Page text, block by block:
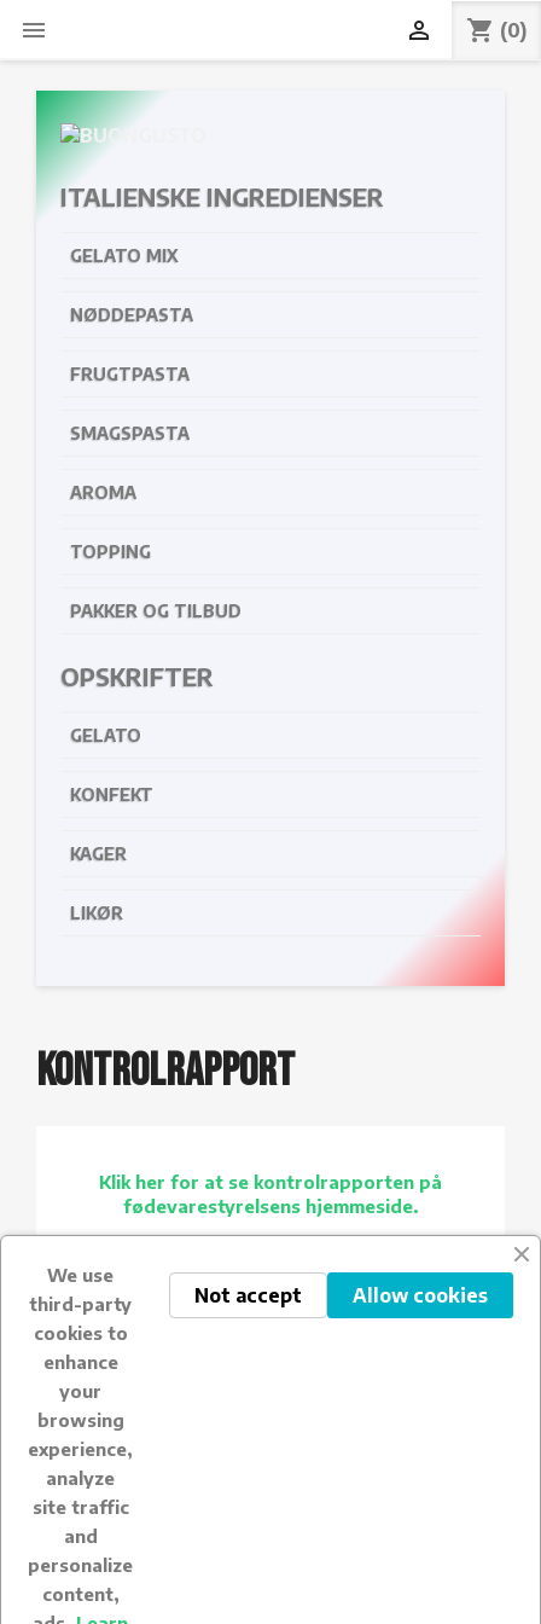
 shopping_cart (0)

ITALIENSKE INGREDIENSER
GELATO MIX
NØDDEPASTA
FRUGTPASTA
SMAGSPASTA
AROMA
TOPPING
PAKKER OG TILBUD
OPSKRIFTER
GELATO
KONFEKT
KAGER
LIKØR
Kontrolrapport
Klik her for at se kontrolrapporten på
fødevarestyrelsens hjemmeside.
BUONGUSTO.DK
HANDELSBETINGELSER
DIN KONTO
We use
third-party
cookies to
enhance
your
browsing
experience,
analyze
site traffic
and
personalize
content,
Allow cookies
Not accept